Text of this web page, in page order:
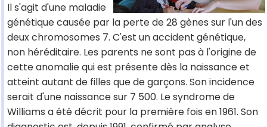
Il s'agit d'une maladie
génétique causée par la perte de 28 gènes sur l'un des
deux chromosomes 7. C'est un accident génétique,
non héréditaire. Les parents ne sont pas à l'origine de
cette anomalie qui est présente dès la naissance et
atteint autant de filles que de garçons. Son incidence
serait d'une naissance sur 7 500. Le syndrome de
Williams a été décrit pour la première fois en 1961. Son